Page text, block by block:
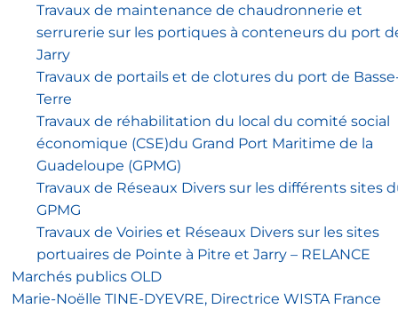
Travaux de maintenance de chaudronnerie et
serrurerie sur les portiques à conteneurs du port
Jarry
Travaux de portails et de clotures du port de
Terre
Travaux de réhabilitation du local du comité social
économique (CSE)du Grand Port Maritime de la
Guadeloupe (GPMG)
Travaux de Réseaux Divers sur les différents sites
GPMG
Travaux de Voiries et Réseaux Divers sur les sites
portuaires de Pointe à Pitre et Jarry – RELANCE
Marchés publics OLD
Marie-Noëlle TINE-DYEVRE, Directrice WISTA France